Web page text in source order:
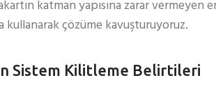
katman yapısına zarar
kullanarak çözüme kavuşturuyoruz.
Sistem Kilitleme Belirtileri